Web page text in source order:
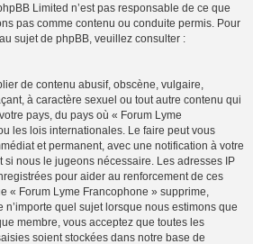
Limited n’est pas responsable de ce que
pas comme contenu ou conduite permis. Pour
sujet de phpBB, veuillez consulter :
de contenu abusif, obscène, vulgaire,
à caractère sexuel ou tout autre contenu qui
pays, du pays où « Forum Lyme
les lois internationales. Le faire peut vous
et permanent, avec une notification à votre
si nous le jugeons nécessaire. Les adresses IP
pour aider au renforcement de ces
« Forum Lyme Francophone » supprime,
quel sujet lorsque nous estimons que
membre, vous acceptez que toutes les
soient stockées dans notre base de